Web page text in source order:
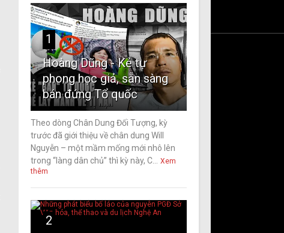
1
Hoàng Dũng - Kẻ tự
phong học giả, sẵn sàng
bán đứng Tổ quốc
Theo dòng Chân Dung Đối Tượng, kỳ
trước đã giới thiệu về chân dung Will
Nguyễn – một mầm mống mới nhô lên
trong “làng dân chủ” thì kỳ này, C...
Xem
thêm
2